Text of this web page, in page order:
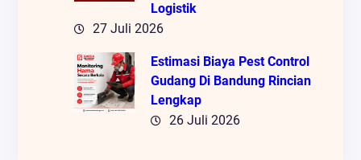
Logistik
27 Juli 2026
Estimasi Biaya Pest Control
Gudang Di Bandung Rincian
Lengkap
26 Juli 2026